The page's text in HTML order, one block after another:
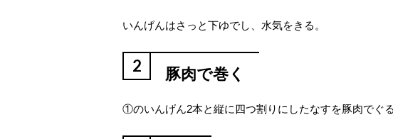
いんげんはさっと下ゆでし、水気をきる。
2 豚肉で巻く
①のいんげん2本と縦に四つ割りにしたなすを豚肉でぐ